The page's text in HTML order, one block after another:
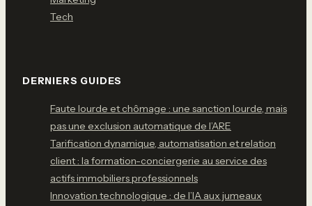
Tech
DERNIERS GUIDES
Faute lourde et chômage : une sanction lourde, mais
pas une exclusion automatique de l’ARE
Tarification dynamique, automatisation et relation
client : la formation-conciergerie au service des
actifs immobiliers professionnels
Innovation technologique : de l’IA aux jumeaux